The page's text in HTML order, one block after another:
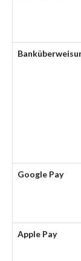
Google Pay
Apple Pay